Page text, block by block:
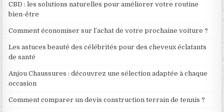
CBD : les solutions naturelles pour améliorer votre routine
bien-être
Comment économiser sur l’achat de votre prochaine voiture ?
Les astuces beauté des célébrités pour des cheveux éclatants
de santé
Anjou Chaussures : découvrez une sélection adaptée à chaque
occasion
Comment comparer un devis construction terrain de tennis ?